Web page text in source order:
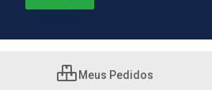
Meus Pedidos